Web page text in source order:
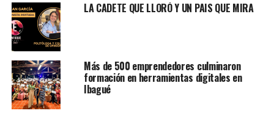
LA CADETE QUE LLORÓ Y UN PAIS QUE MIRA
Más de 500 emprendedores culminaron
formación en herramientas digitales en
Ibagué